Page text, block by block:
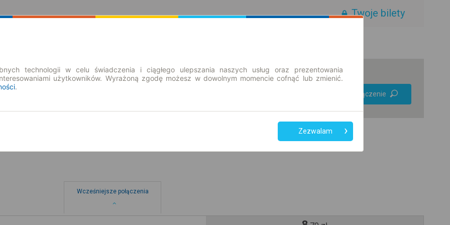
Twoje bilety
Znajdź połączenie
Wcześniejsze połączenia
technologii w celu świadczenia i ciągłego ulepszania naszych usług oraz prezentowania
użytkowników. Wyrażoną zgodę możesz w dowolnym momencie cofnąć lub zmienić.
.
Zezwalam